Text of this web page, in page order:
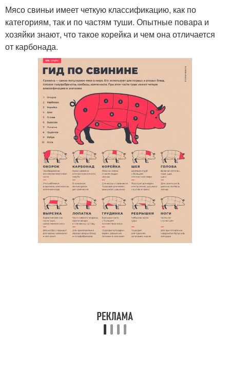
Мясо свиньи имеет четкую классификацию, как по
категориям, так и по частям туши. Опытные повара и
хозяйки знают, что такое корейка и чем она отличается
от карбонада.